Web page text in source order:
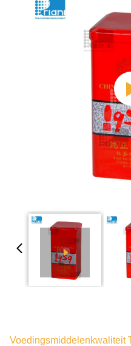
Voedingsmiddelenkwaliteit